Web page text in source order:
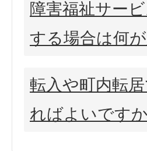
障害福祉サー
する場合は何
転入や町内転
ればよいです